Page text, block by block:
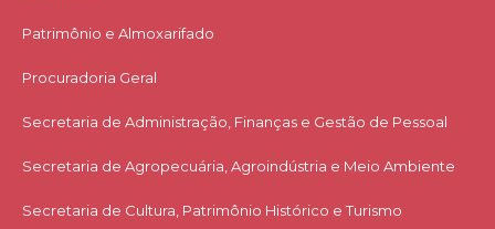
Patrimônio e Almoxarifado
Procuradoria Geral
Secretaria de Administração, Finanças e Gestão de Pessoal
Secretaria de Agropecuária, Agroindústria e Meio Ambiente
Secretaria de Cultura, Patrimônio Histórico e Turismo